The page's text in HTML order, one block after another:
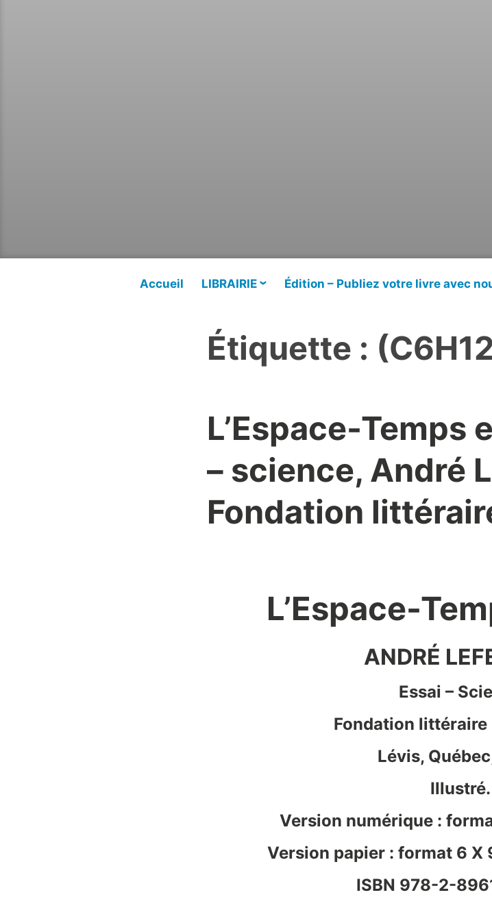
Accueil LIBRAIRIE Édition – Publiez votre livre avec
Étiquette :
L’Espace-Temps
– science, André
Fondation
L’Espace-
ANDRÉ
Essai –
Fondation littéraire
Lévis,
Illustré.
Version numérique :
Version papier : format 6 X
ISBN 978-2-